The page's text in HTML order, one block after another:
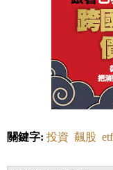
關鍵字: 投資 飆股 etf